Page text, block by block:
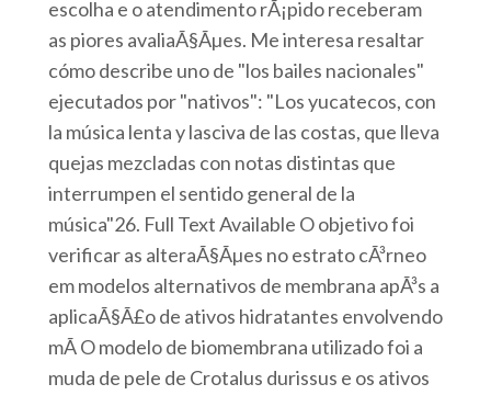
escolha e o atendimento rÃ¡pido receberam
as piores avaliaÃ§Ãµes. Me interesa resaltar
cómo describe uno de "los bailes nacionales"
ejecutados por "nativos": "Los yucatecos, con
la música lenta y lasciva de las costas, que lleva
quejas mezcladas con notas distintas que
interrumpen el sentido general de la
música"26. Full Text Available O objetivo foi
verificar as alteraÃ§Ãµes no estrato cÃ³rneo
em modelos alternativos de membrana apÃ³s a
aplicaÃ§Ã£o de ativos hidratantes envolvendo
mÃ O modelo de biomembrana utilizado foi a
muda de pele de Crotalus durissus e os ativos